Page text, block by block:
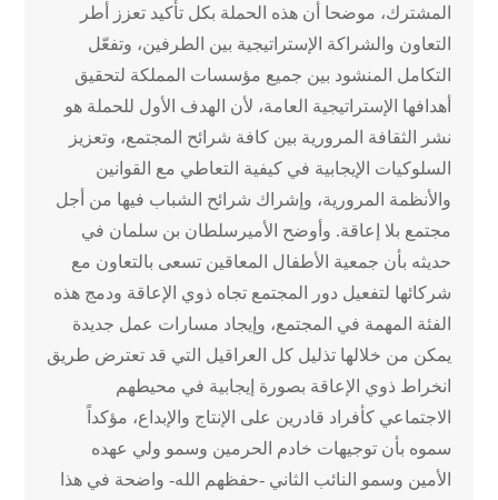
المشترك، موضحا أن هذه الحملة بكل تأكيد تعزز أطر
التعاون والشراكة الإستراتيجية بين الطرفين، وتفعّل
التكامل المنشود بين جميع مؤسسات المملكة لتحقيق
أهدافها الإستراتيجية العامة، لأن الهدف الأول للحملة هو
نشر الثقافة المرورية بين كافة شرائح المجتمع، وتعزيز
السلوكيات الإيجابية في كيفية التعاطي مع القوانين
والأنظمة المرورية، وإشراك شرائح الشباب فيها من أجل
مجتمع بلا إعاقة. وأوضح الأميرسلطان بن سلمان في
حديثه بأن جمعية الأطفال المعاقين تسعى بالتعاون مع
شركائها لتفعيل دور المجتمع تجاه ذوي الإعاقة ودمج هذه
الفئة المهمة في المجتمع، وإيجاد مسارات عمل جديدة
يمكن من خلالها تذليل كل العراقيل التي قد تعترض طريق
انخراط ذوي الإعاقة بصورة إيجابية في محيطهم
الاجتماعي كأفراد قادرين على الإنتاج والإبداع، مؤكداً
سموه بأن توجيهات خادم الحرمين وسمو ولي عهده
الأمين وسمو النائب الثاني -حفظهم الله- واضحة في هذا